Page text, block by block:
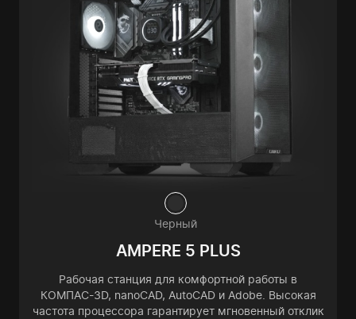
Черный
AMPERE 5 PLUS
Рабочая станция для комфортной работы в
КОМПАС-3D, nanoCAD, AutoCAD и Adobe. Высокая
частота процессора гарантирует мгновенный отклик